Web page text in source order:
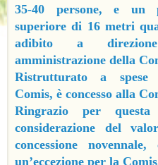
35-40 persone, e un
superiore di 16 metri
adibito a
amministrazione della
Ristrutturato a spese
Comis, è concesso alla
Ringrazio per questa
considerazione del
concessione
un’eccezione per la